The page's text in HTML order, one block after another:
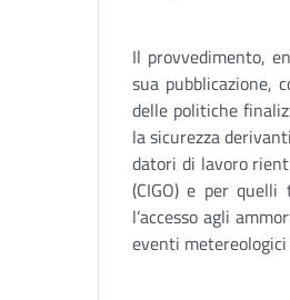
Il provvedimento,
sua pubblicazione,
delle politiche
la sicurezza
datori di lavoro
(CIGO) e per quelli
l’accesso agli
eventi